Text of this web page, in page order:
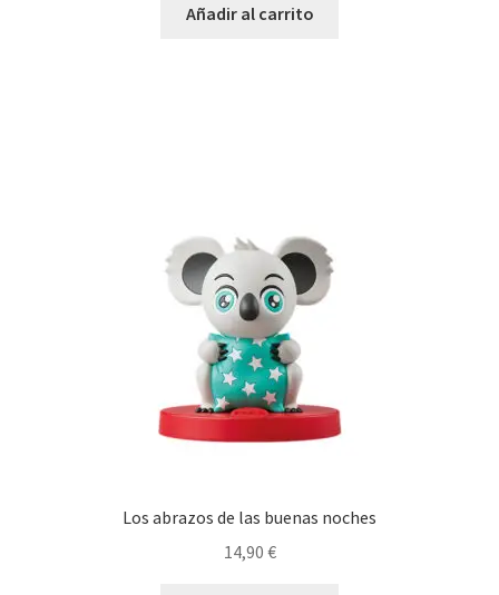
Añadir al carrito
Los abrazos de las buenas noches
14,90 €